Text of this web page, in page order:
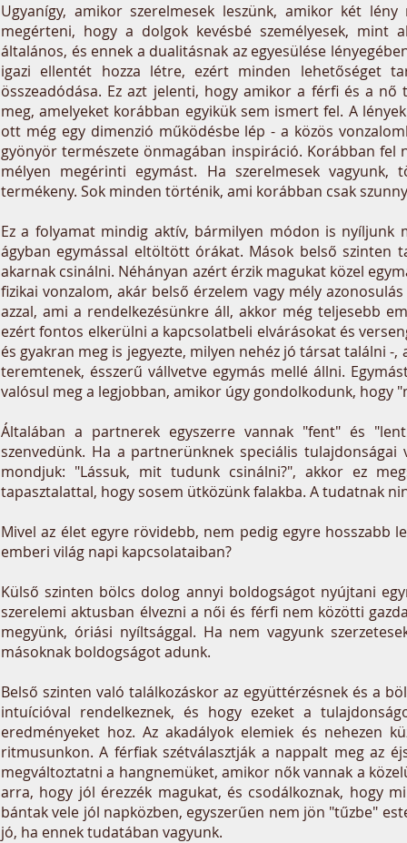
Ugyanígy, amikor szerelmesek leszünk, amikor két
megérteni, hogy a dolgok kevésbé személyesek, mint
általános, és ennek a dualitásnak az egyesülése
igazi ellentét hozza létre, ezért minden lehetőséget
összeadódása. Ez azt jelenti, hogy amikor a férfi és a
meg, amelyeket korábban egyikük sem ismert fel. A
ott még egy dimenzió működésbe lép - a közös
gyönyör természete önmagában inspiráció. Korábban
mélyen megérinti egymást. Ha szerelmesek
termékeny. Sok minden történik, ami korábban csak
Ez a folyamat mindig aktív, bármilyen módon is nyíljunk
ágyban egymással eltöltött órákat. Mások belső szinten
akarnak csinálni. Néhányan azért érzik magukat közel
fizikai vonzalom, akár belső érzelem vagy mély
azzal, ami a rendelkezésünkre áll, akkor még teljesebb
ezért fontos elkerülni a kapcsolatbeli elvárásokat és
és gyakran meg is jegyezte, milyen nehéz jó társat találni
teremtenek, ésszerű vállvetve egymás mellé állni.
valósul meg a legjobban, amikor úgy gondolkodunk, hogy
Általában a partnerek egyszerre vannak "fent" és
szenvedünk. Ha a partnerünknek speciális
mondjuk: "Lássuk, mit tudunk csinálni?", akkor ez
tapasztalattal, hogy sosem ütközünk falakba. A tudatnak
Mivel az élet egyre rövidebb, nem pedig egyre hosszabb
emberi világ napi kapcsolataiban?
Külső szinten bölcs dolog annyi boldogságot nyújtani
szerelemi aktusban élvezni a női és férfi nem közötti
megyünk, óriási nyíltsággal. Ha nem vagyunk
másoknak boldogságot adunk.
Belső szinten való találkozáskor az együttérzésnek és a
intuícióval rendelkeznek, és hogy ezeket a
eredményeket hoz. Az akadályok elemiek és nehezen
ritmusunkon. A férfiak szétválasztják a nappalt meg az
megváltoztatni a hangnemüket, amikor nők vannak a
arra, hogy jól érezzék magukat, és csodálkoznak, hogy
bántak vele jól napközben, egyszerűen nem jön "tűzbe"
jó, ha ennek tudatában vagyunk.